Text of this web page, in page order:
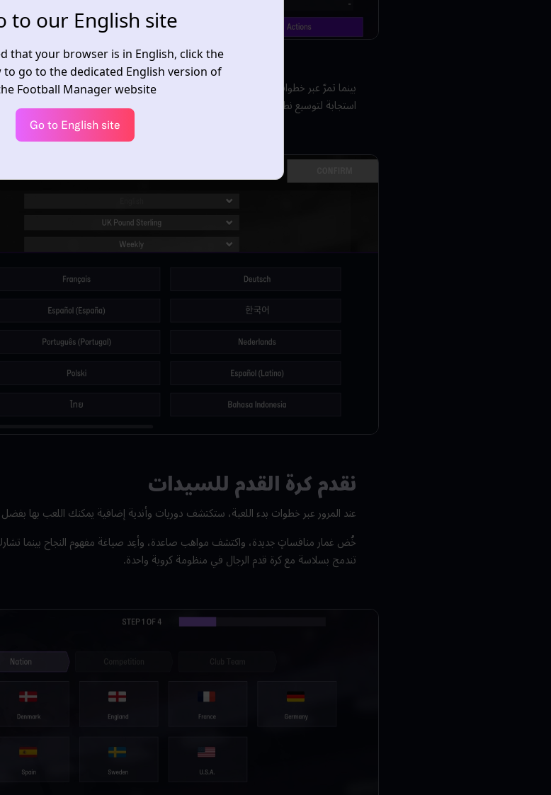
بينما تمرّ عبر خطوات البدء، ستلاحظ أن جميع الشاشات أُعيد تصميمها لتحسين تجربة
استجابة لتوسيع نطاق اللغات المدعومة في إصدار هذا العام، إذ أضفنا اللغتين التايلندية
نقدم كرة القدم للسيدات
عند المرور عبر خطوات بدء اللعبة، ستكتشف دوريات وأندية إضافية يمكنك اللعب بها
تندمج بسلاسة مع كرة قدم الرجال في منظومة كروية واحدة.
to our English site?
that your browser is in English, click the
go to the dedicated English version of
Football Manager website.
Go to English site